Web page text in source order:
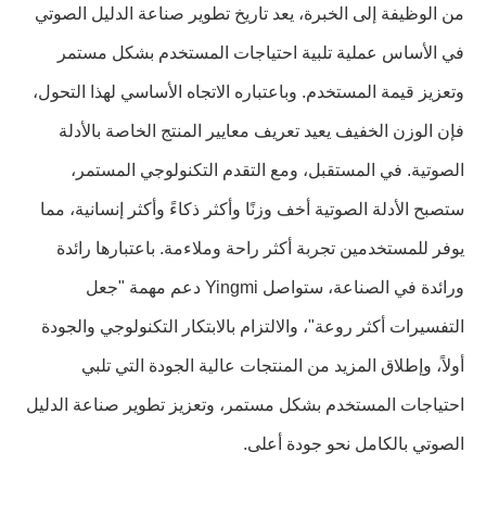
من الوظيفة إلى الخبرة، يعد تاريخ تطوير صناعة الدليل الصوتي
في الأساس عملية تلبية احتياجات المستخدم بشكل مستمر
وتعزيز قيمة المستخدم. وباعتباره الاتجاه الأساسي لهذا التحول،
فإن الوزن الخفيف يعيد تعريف معايير المنتج الخاصة بالأدلة
الصوتية. في المستقبل، ومع التقدم التكنولوجي المستمر،
ستصبح الأدلة الصوتية أخف وزنًا وأكثر ذكاءً وأكثر إنسانية، مما
يوفر للمستخدمين تجربة أكثر راحة وملاءمة. باعتبارها رائدة
ورائدة في الصناعة، ستواصل Yingmi دعم مهمة "جعل
التفسيرات أكثر روعة"، والالتزام بالابتكار التكنولوجي والجودة
أولاً، وإطلاق المزيد من المنتجات عالية الجودة التي تلبي
احتياجات المستخدم بشكل مستمر، وتعزيز تطوير صناعة الدليل
الصوتي بالكامل نحو جودة أعلى.